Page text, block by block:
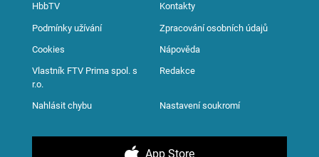
HbbTV Kontakty
Podmínky užívání Zpracování osobních údajů
Cookies Nápověda
Vlastník FTV Prima spol. s
r.o.
Redakce
Nahlásit chybu Nastavení soukromí
App Store